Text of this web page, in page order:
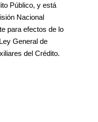
Público, y está
Nacional
para efectos de lo
General de
del Crédito.